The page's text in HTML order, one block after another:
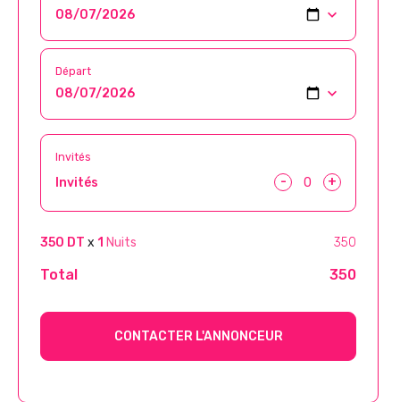
Départ
Invités
Invités - +
350 DT x 1 Nuits 350
Total 350
CONTACTER L'ANNONCEUR